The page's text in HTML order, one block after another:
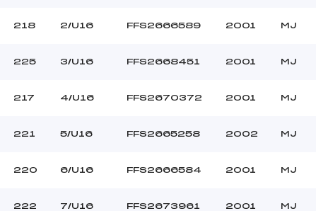
–
U16
218 2/U16 FFS2666589 2001 MJ
225 3/U16 FFS2668451 2001 MJ
217 4/U16 FFS2670372 2001 MJ
221 5/U16 FFS2665258 2002 MJ
220 6/U16 FFS2666584 2001 MJ
222 7/U16 FFS2673961 2001 MJ